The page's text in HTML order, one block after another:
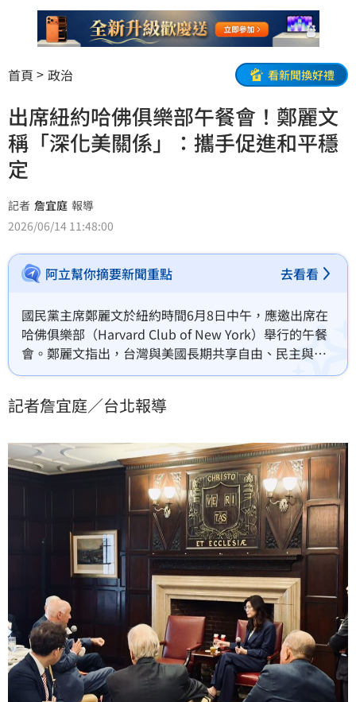
首頁 政治 看新聞換好禮
出席紐約哈佛俱樂部午餐會！鄭麗文
稱「深化美關係」：攜手促進和平穩
定
記者 詹宜庭 報導
2026/06/14 11:48:00
阿立幫你摘要新聞重點 去看看
國民黨主席鄭麗文於紐約時間6月8日中午，應邀出席在
哈佛俱樂部（Harvard Club of New York）舉行的午餐
會。鄭麗文指出，台灣與美國長期共享自由、民主與法
治等核心價值，期待未來持續深化與美國各界的夥伴關
記者詹宜庭／台北報導